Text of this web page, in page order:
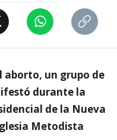
aborto, un grupo de
durante la
de la Nueva
Metodista